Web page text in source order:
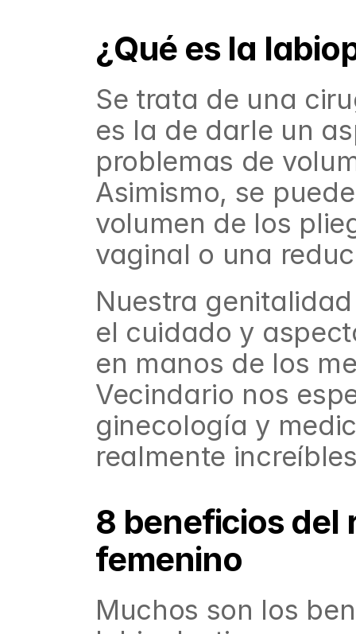
¿Qué es la
Se trata de una
es la de darle un
problemas de
Asimismo, se
volumen de los
vaginal o una
Nuestra
el cuidado y
en manos de los
Vecindario nos
ginecología y
realmente
8 beneficios del
femenino
Muchos son los